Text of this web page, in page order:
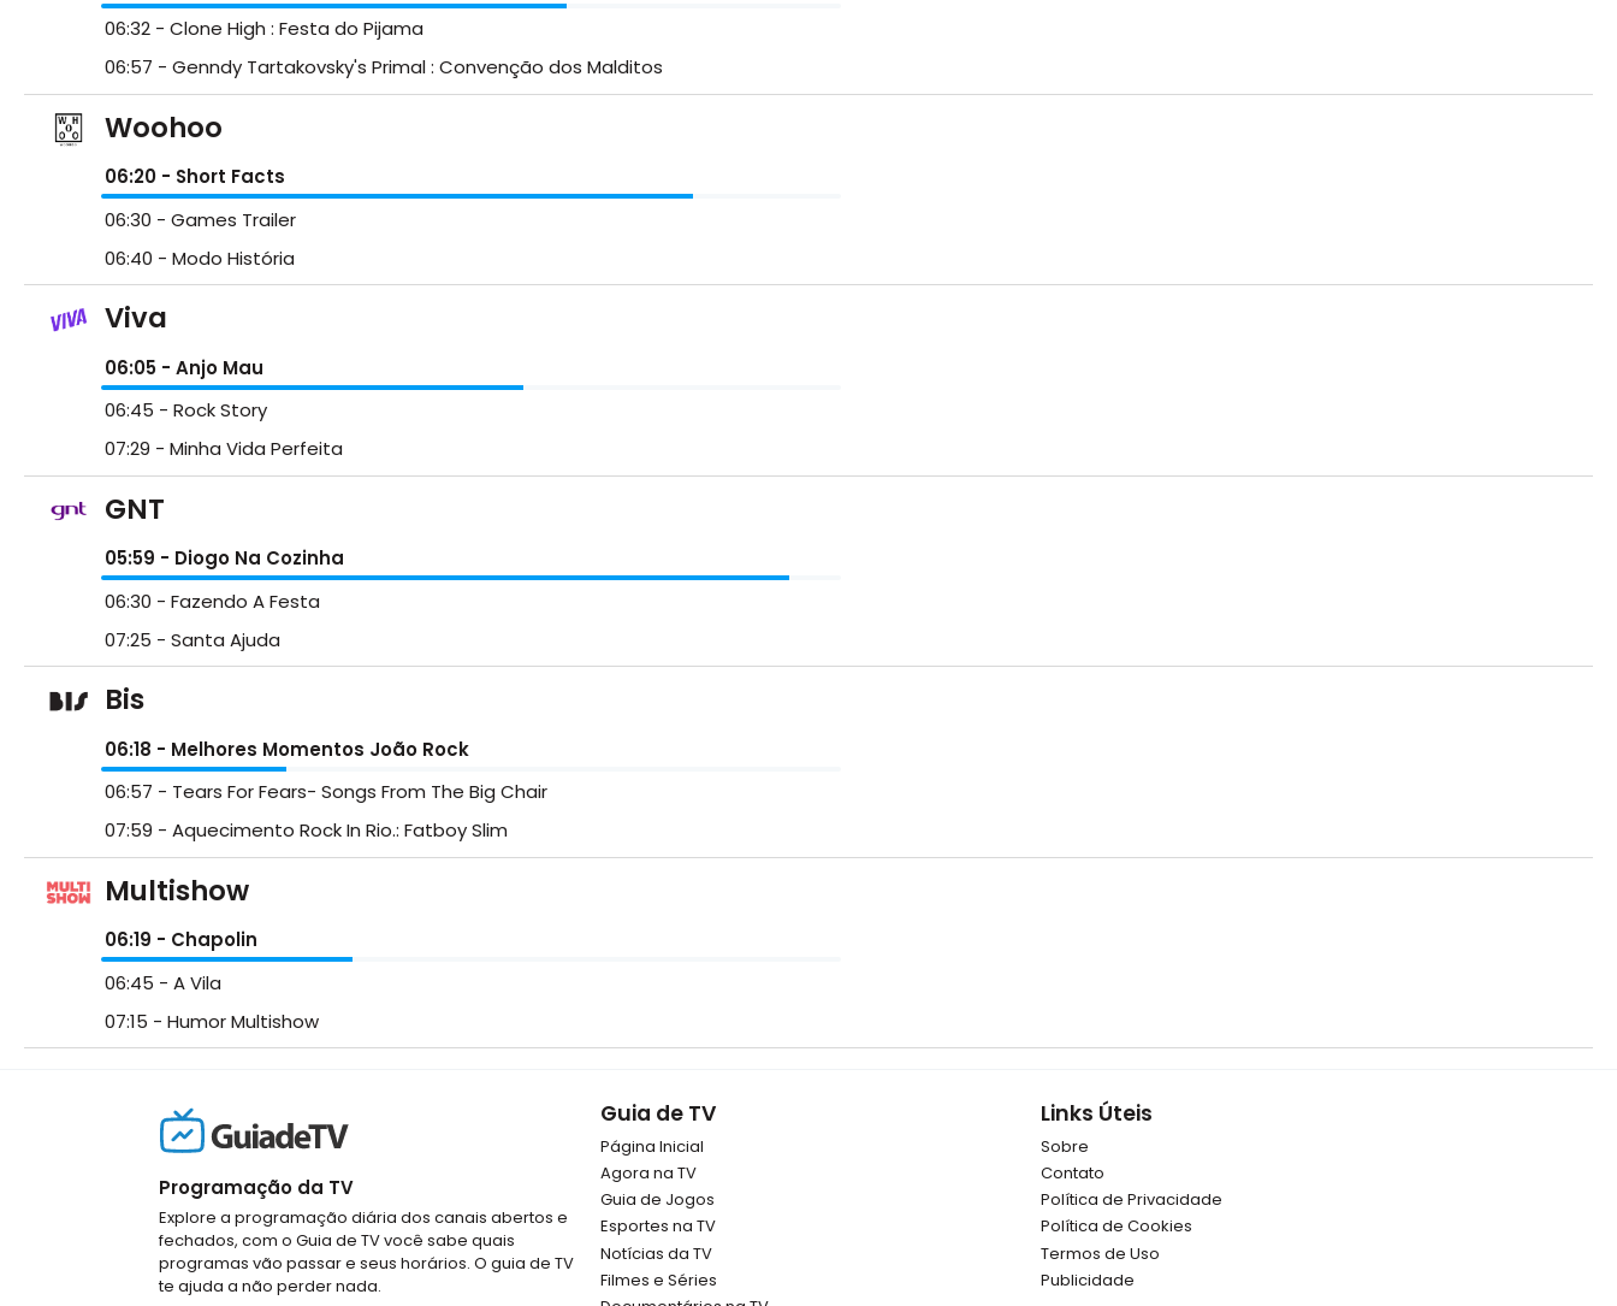
06:32 - Clone High : Festa do Pijama
06:57 - Genndy Tartakovsky's Primal : Convenção dos Malditos
Woohoo
06:20 - Short Facts
06:30 - Games Trailer
06:40 - Modo História
Viva
06:05 - Anjo Mau
06:45 - Rock Story
07:29 - Minha Vida Perfeita
GNT
05:59 - Diogo Na Cozinha
06:30 - Fazendo A Festa
07:25 - Santa Ajuda
Bis
06:18 - Melhores Momentos João Rock
06:57 - Tears For Fears- Songs From The Big Chair
07:59 - Aquecimento Rock In Rio.: Fatboy Slim
Multishow
06:19 - Chapolin
06:45 - A Vila
07:15 - Humor Multishow
Programação da TV
Explore a programação diária dos canais abertos e
fechados, com o Guia de TV você sabe quais
programas vão passar e seus horários. O guia de TV
te ajuda a não perder nada.
Guia de TV
Página Inicial
Agora na TV
Guia de Jogos
Esportes na TV
Notícias da TV
Filmes e Séries
Links Úteis
Sobre
Contato
Política de Privacidade
Política de Cookies
Termos de Uso
Publicidade